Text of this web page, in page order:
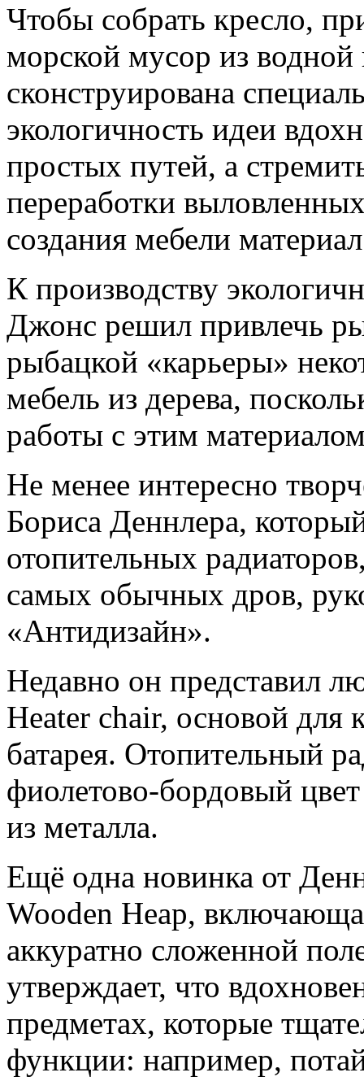
Чтобы собрать кресло,
морской мусор из
сконструирована
экологичность идеи
простых путей, а
переработки
создания мебели
К производству
Джонс решил привлечь
рыбацкой «карьеры»
мебель из дерева,
работы с этим
Не менее интересно
Бориса Деннлера,
отопительных
самых обычных дров,
«Антидизайн».
Недавно он представил
Heater chair, основой для
батарея. Отопительный
фиолетово-бордовый
из металла.
Ещё одна новинка от
Wooden Heap,
аккуратно сложенной
утверждает, что
предметах, которые
функции: например,